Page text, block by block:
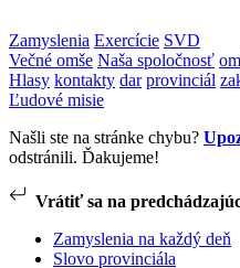
Zamyslenia Exercície SVD
Večné omše Naša spoločnosť
Hlasy kontakty dar provinciál
Ľudové misie
Našli ste na stránke chybu?
odstránili. Ďakujeme!
Vrátiť sa na
Zamyslenia na každý deň
Slovo provinciála